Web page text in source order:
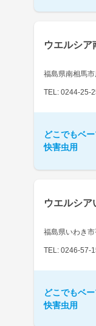
ウエルシア
福島県南相馬市
TEL: 0244-25-
どこでもベ
快害虫用
ウエルシア
福島県いわき
TEL: 0246-57-
どこでもベ
快害虫用